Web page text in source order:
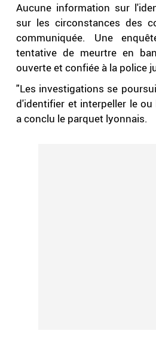
Aucune information sur
sur les circonstances des
communiquée. Une
tentative de meurtre en
ouverte et confiée à la police
"Les investigations se
d'identifier et interpeller le
a conclu le parquet lyonnais.